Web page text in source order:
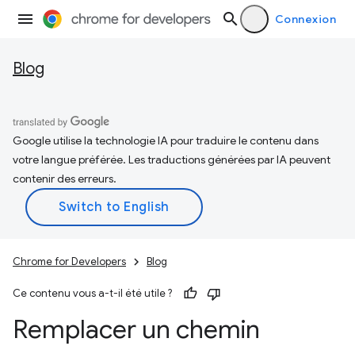
Connexion
Blog
Google utilise la technologie IA pour traduire le contenu dans
votre langue préférée. Les traductions générées par IA peuvent
contenir des erreurs.
Chrome for Developers Blog
Ce contenu vous a-t-il été utile ?
Remplacer un chemin